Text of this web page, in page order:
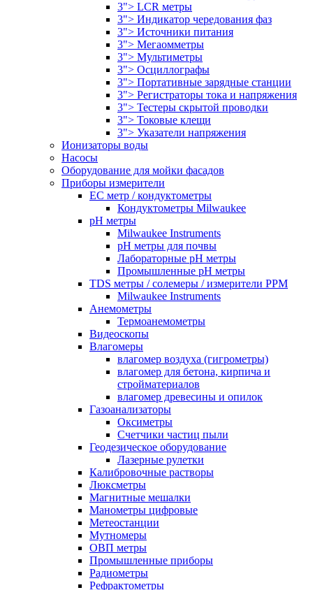
3"> LCR метры
3"> Индикатор чередования фаз
3"> Источники питания
3"> Мегаомметры
3"> Мультиметры
3"> Осциллографы
3"> Портативные зарядные станции
3"> Регистраторы тока и напряжения
3"> Тестеры скрытой проводки
3"> Токовые клещи
3"> Указатели напряжения
Ионизаторы воды
Насосы
Оборудование для мойки фасадов
Приборы измерители
EC метр / кондуктометры
Кондуктометры Milwaukee
pH метры
Milwaukee Instruments
pH метры для почвы
Лабораторные pH метры
Промышленные pH метры
TDS метры / солемеры / измерители PPM
Milwaukee Instruments
Анемометры
Термоанемометры
Видеоскопы
Влагомеры
влагомер воздуха (гигрометры)
влагомер для бетона, кирпича и
стройматериалов
влагомер древесины и опилок
Газоанализаторы
Оксиметры
Счетчики частиц пыли
Геодезическое оборудование
Лазерные рулетки
Калибровочные растворы
Люксметры
Магнитные мешалки
Манометры цифровые
Метеостанции
Мутномеры
ОВП метры
Промышленные приборы
Радиометры
Рефрактометры